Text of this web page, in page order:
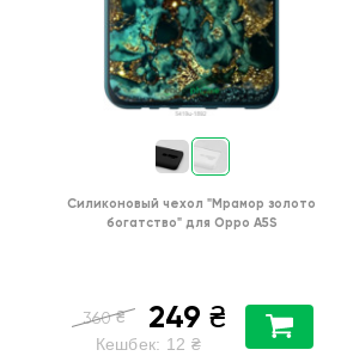
Силиконовый чехол "Мрамор золото
богатство" для Oppo A5S
360 ₴ 249 ₴
Кешбек: 12 ₴